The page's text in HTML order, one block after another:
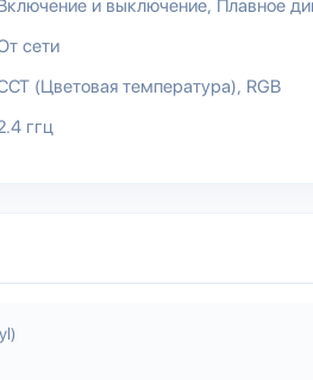
и выключение Плавное
сети
(Цветовая температура) RGB
ггц